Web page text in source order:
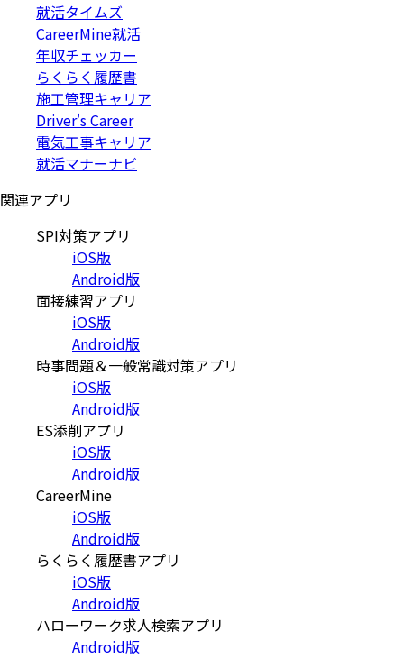
就活タイムズ
CareerMine就活
年収チェッカー
らくらく履歴書
施工管理キャリア
Driver's Career
電気工事キャリア
就活マナーナビ
関連アプリ
SPI対策アプリ
iOS版
Android版
面接練習アプリ
iOS版
Android版
時事問題＆一般常識対策アプリ
iOS版
Android版
ES添削アプリ
iOS版
Android版
CareerMine
iOS版
Android版
らくらく履歴書アプリ
iOS版
Android版
ハローワーク求人検索アプリ
Android版